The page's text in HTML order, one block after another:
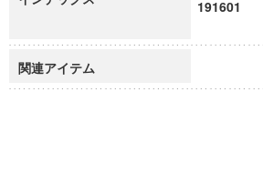
191601
関連アイテム